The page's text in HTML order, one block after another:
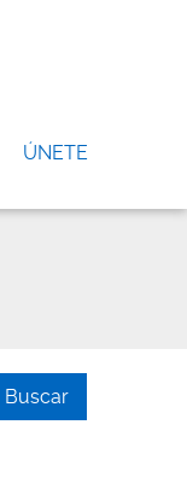
ÚNETE